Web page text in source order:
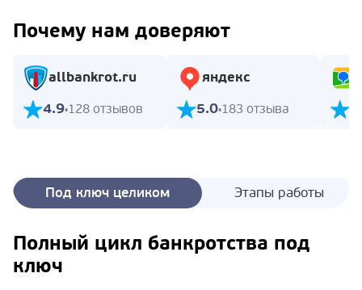
Почему нам доверяют
allbankrot.ru
4.9 128 отзывов
яндекс
5.0 183 отзыва
Под ключ целиком Этапы работы
Полный цикл банкротства под
ключ